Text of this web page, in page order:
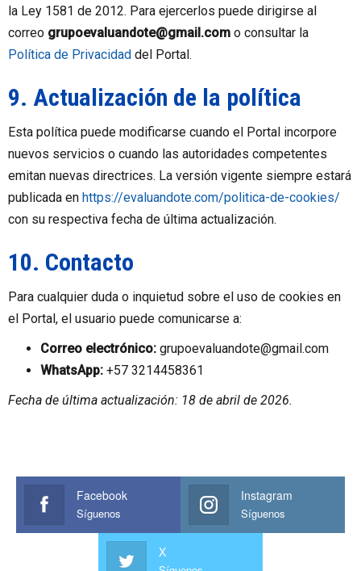
la Ley 1581 de 2012. Para ejercerlos puede dirigirse al
correo grupoevaluandote@gmail.com o consultar la
Política de Privacidad del Portal.
9. Actualización de la política
Esta política puede modificarse cuando el Portal incorpore
nuevos servicios o cuando las autoridades competentes
emitan nuevas directrices. La versión vigente siempre estará
publicada en https://evaluandote.com/politica-de-cookies/
con su respectiva fecha de última actualización.
10. Contacto
Para cualquier duda o inquietud sobre el uso de cookies en
el Portal, el usuario puede comunicarse a:
Correo electrónico: grupoevaluandote@gmail.com
WhatsApp: +57 3214458361
Fecha de última actualización: 18 de abril de 2026.
Facebook
Síguenos
Instagram
Síguenos
X